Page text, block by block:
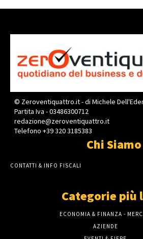
© Zeroventiquattro.it - di Michele
Partita Iva - 03486300712
redazione@zeroventiquattro.it
Telefono +39 320 3185383
Chi Siamo
CONTATTI & INFO FISCALI
Categorie più
ECONOMIA & FINANZA -
AZIENDE